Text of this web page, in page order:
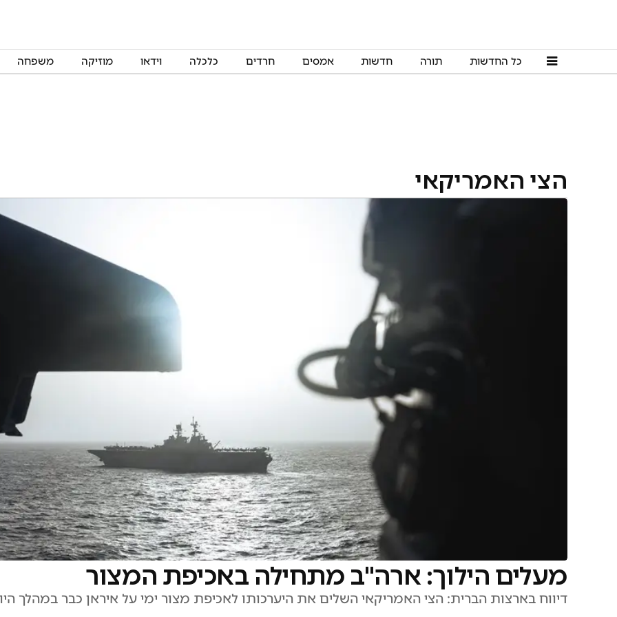
כל החדשות תורה חדשות אמסים חרדים כלכלה וידאו מוזיקה משפחה
הצי האמריקאי
מעלים הילוך: ארה"ב מתחילה באכיפת המצור
דיווח בארצות הברית: הצי האמריקאי השלים את היערכותו לאכיפת מצור ימי על איראן כבר במהלך